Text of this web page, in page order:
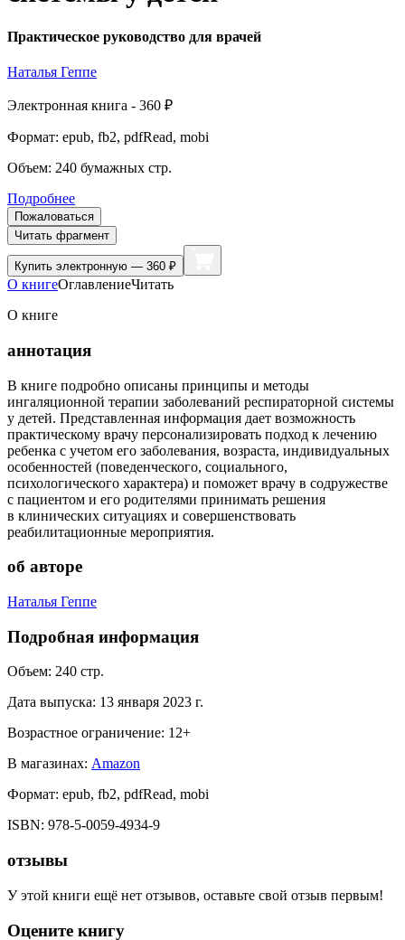
Практическое руководство для врачей
Наталья Геппе
Электронная книга - 360 ₽
Формат: epub, fb2, pdfRead, mobi
Объем: 240 бумажных стр.
Подробнее
Пожаловаться
Читать фрагмент
Купить электронную — 360 ₽
О книгеОглавлениеЧитать
О книге
аннотация
В книге подробно описаны принципы и методы
ингаляционной терапии заболеваний респираторной системы
у детей. Представленная информация дает возможность
практическому врачу персонализировать подход к лечению
ребенка с учетом его заболевания, возраста, индивидуальных
особенностей (поведенческого, социального,
психологического характера) и поможет врачу в содружестве
с пациентом и его родителями принимать решения
в клинических ситуациях и совершенствовать
реабилитационные мероприятия.
об авторе
Наталья Геппе
Подробная информация
Объем: 240 стр.
Дата выпуска: 13 января 2023 г.
Возрастное ограничение: 12+
В магазинах: Amazon
Формат: epub, fb2, pdfRead, mobi
ISBN: 978-5-0059-4934-9
отзывы
У этой книги ещё нет отзывов, оставьте свой отзыв первым!
Оцените книгу